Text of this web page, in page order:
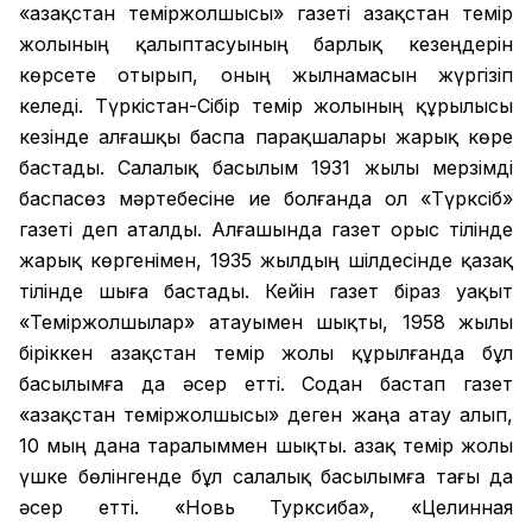
«Қазақстан теміржолшысы» газеті Қазақстан темір
жолының қалыптасуының барлық кезеңдерін
көрсете отырып, оның жылнамасын жүргізіп
келеді. Түркістан-Сібір темір жолының құрылысы
кезінде алғашқы баспа парақшалары жарық көре
бастады. Салалық басылым 1931 жылы мерзімді
баспасөз мәртебесіне ие болғанда ол «Түрксіб»
газеті деп аталды. Алғашында газет орыс тілінде
жарық көргенімен, 1935 жылдың шілдесінде қазақ
тілінде шыға бастады. Кейін газет біраз уақыт
«Теміржолшылар» атауымен шықты, 1958 жылы
біріккен Қазақстан темір жолы құрылғанда бұл
басылымға да әсер етті. Содан бастап газет
«Қазақстан теміржолшысы» деген жаңа атау алып,
10 мың дана таралыммен шықты. Қазақ темір жолы
үшке бөлінгенде бұл салалық басылымға тағы да
әсер етті. «Новь Турксиба», «Целинная